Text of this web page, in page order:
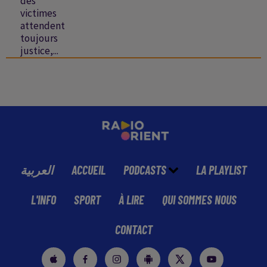
victimes
attendent
toujours
justice,...
العربية ACCUEIL PODCASTS LA PLAYLIST
L'INFO SPORT À LIRE QUI SOMMES NOUS
CONTACT